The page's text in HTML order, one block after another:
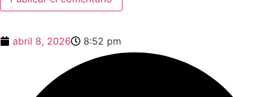
abril 8, 2026 8:52 pm